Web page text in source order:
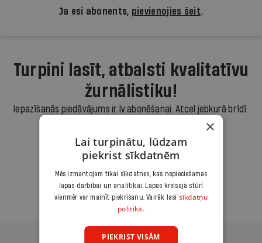
Ja esi abonents, pievienojies šeit.
Turpini lasīt, atbalsti kvalitatīvu
žurnālistiku!
Iepazīšanās piedāvājums ir.lv abonēšanai. Atcel jebkurā brīdī.
Abonēt
Citas abonēšanas iespējas meklē šeit
×
Lai turpinātu, lūdzam
piekrist sīkdatnēm
Mēs izmantojam tikai sīkdatnes, kas nepieciešamas
lapas darbībai un analītikai. Lapas kreisajā stūrī
vienmēr var mainīt piekrišanu. Vairāk lasi sīkdatņu
politikā.
PIEKRIST VISĀM